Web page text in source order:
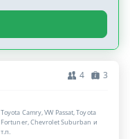
4 3
Toyota Camry, VW Passat, Toyota
Fortuner, Chevrolet Suburban и
т.п.